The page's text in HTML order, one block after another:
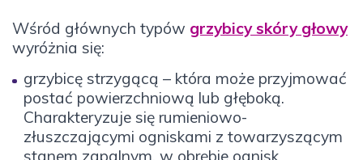
Wśród głównych typów grzybicy skóry głowy
wyróżnia się:
grzybicę strzygącą – która może przyjmować
postać powierzchniową lub głęboką.
Charakteryzuje się rumieniowo-
złuszczającymi ogniskami z towarzyszącym
stanem zapalnym, w obrębie ognisk